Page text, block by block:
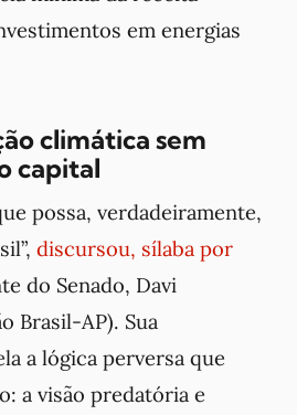
em energias
climática sem
capital
possa, verdadeiramente,
discursou, sílaba por
do Senado, Davi
Brasil-AP). Sua
a lógica perversa que
a visão predatória e